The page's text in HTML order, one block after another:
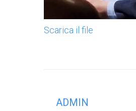
Scarica il file
ADMIN